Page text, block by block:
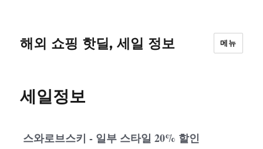
해외 쇼핑 핫딜, 세일 정보 메뉴
세일정보
스와로브스키 - 일부 스타일 20% 할인